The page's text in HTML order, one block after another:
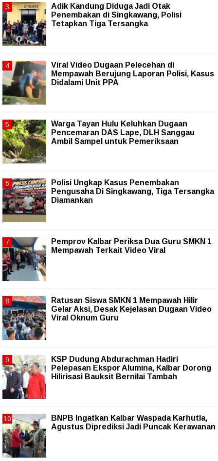
Adik Kandung Diduga Jadi Otak
Penembakan di Singkawang, Polisi
Tetapkan Tiga Tersangka
Viral Video Dugaan Pelecehan di
Mempawah Berujung Laporan Polisi, Kasus
Didalami Unit PPA
Warga Tayan Hulu Keluhkan Dugaan
Pencemaran DAS Lape, DLH Sanggau
Ambil Sampel untuk Pemeriksaan
Polisi Ungkap Kasus Penembakan
Pengusaha Di Singkawang, Tiga Tersangka
Diamankan
Pemprov Kalbar Periksa Dua Guru SMKN 1
Mempawah Terkait Video Viral
Ratusan Siswa SMKN 1 Mempawah Hilir
Gelar Aksi, Desak Kejelasan Dugaan Video
Viral Oknum Guru
KSP Dudung Abdurachman Hadiri
Pelepasan Ekspor Alumina, Kalbar Dorong
Hilirisasi Bauksit Bernilai Tambah
BNPB Ingatkan Kalbar Waspada Karhutla,
Agustus Diprediksi Jadi Puncak Kerawanan